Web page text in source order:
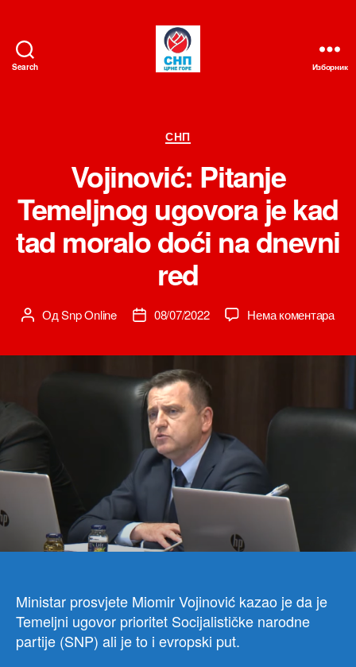
Search Изборник
Категорије
СНП
Vojinović: Pitanje
Temeljnog ugovora je kad
tad moralo doći na dnevni
red
Аутор
ОдSnp Online
Датум08/07/2022 Нема коментарана
kad
tad
Ministar prosvjete Miomir Vojinović kazao je da je
Temeljni ugovor prioritet Socijalističke narodne
partije (SNP) ali je to i evropski put.